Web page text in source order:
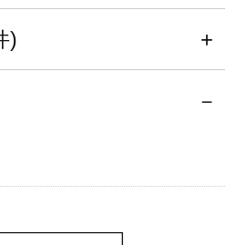
ス
ミントン協会検定合格品で
)